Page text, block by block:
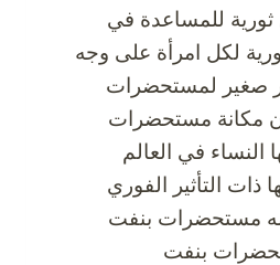
للمساعدة في
لكل امرأة على وجه
صغير لمستحضرات
مكانة مستحضرات
النساء في العالم
ذات التأثير الفوري
مستحضرات بنفت
بنفت